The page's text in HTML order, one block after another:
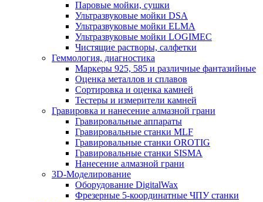
Паровые мойки, сушки
Ультразвуковые мойки DSA
Ультразвуковые мойки ELMA
Ультразвуковые мойки LOGIMEC
Чистящие растворы, салфетки
Геммология, диагностика
Маркеры 925, 585 и различные фантазийные
Оценка металлов и сплавов
Сортировка и оценка камней
Тестеры и измерители камней
Гравировка и нанесение алмазной грани
Гравировальные аппараты
Гравировальные станки MLF
Гравировальные станки OROTIG
Гравировальные станки SISMA
Нанесение алмазной грани
3D-Моделирование
Оборудование DigitalWax
Фрезерные 5-координатные ЧПУ станки